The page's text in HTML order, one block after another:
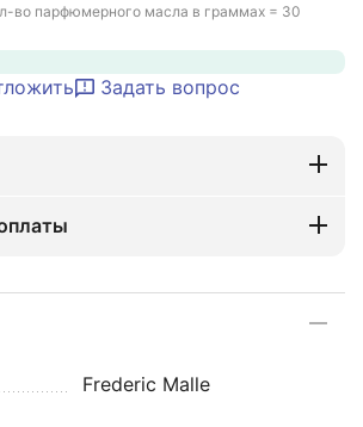
во парфюмерного масла в граммах = 30
Задать вопрос
Frederic Malle